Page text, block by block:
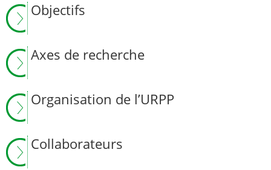
Objectifs
Axes de recherche
Organisation de l’URPP
Collaborateurs